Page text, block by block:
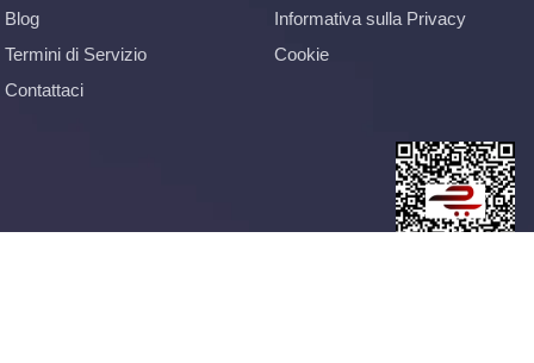
Blog
Informativa sulla Privacy
Termini di Servizio
Cookie
Contattaci